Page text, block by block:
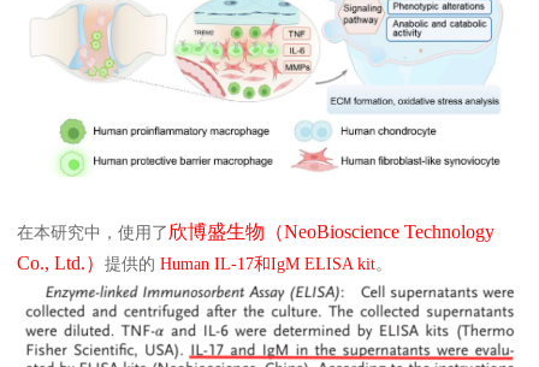
在本研究中，使用了 欣博盛生物（NeoBioscience Technology
Co., Ltd.）提供的Human IL-17和IgM ELISA kit。